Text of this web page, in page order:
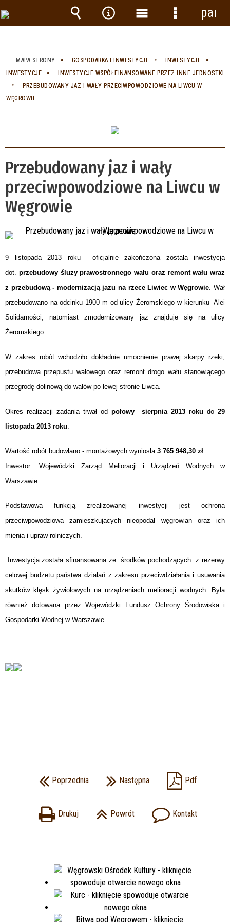
MAPA STRONY GOSPODARKA I INWESTYCJE
INWESTYCJE
INWESTYCJE
INWESTYCJE WSPÓŁFINANSOWANE PRZEZ INNE JEDNOSTKI
PRZEBUDOWANY JAZ I WAŁY PRZECIWPOWODZIOWE NA LIWCU W
WĘGROWIE
Przebudowany jaz i wały
przeciwpowodziowe na Liwcu w
Węgrowie
9 listopada 2013 roku oficjalnie zakończona została inwestycja
dot. przebudowy śluzy prawostronnego wału oraz remont wału wraz
z przebudową - modernizacją jazu na rzece Liwiec w Węgrowie. Wał
przebudowano na odcinku 1900 m od ulicy Żeromskiego w kierunku Alei
Solidarności, natomiast zmodernizowany jaz znajduje się na ulicy
Żeromskiego.
W zakres robót wchodziło dokładnie umocnienie prawej skarpy rzeki,
przebudowa przepustu wałowego oraz remont drogo wału stanowiącego
przegrodę dolinową do wałów po lewej stronie Liwca.
Okres realizacji zadania trwał od połowy sierpnia 2013 roku do 29
listopada 2013 roku.
Wartość robót budowlano - montażowych wyniosła 3 765 948,30 zł.
Inwestor: Wojewódzki Zarząd Melioracji i Urządzeń Wodnych w
Warszawie
Podstawową funkcją zrealizowanej inwestycji jest ochrona
przeciwpowodziowa zamieszkujących nieopodal węgrowian oraz ich
mienia i upraw rolniczych.
Inwestycja została sfinansowana ze środków pochodzących z rezerwy
celowej budżetu państwa działań z zakresu przeciwdziałania i usuwania
skutków klęsk żywiołowych na urządzeniach melioracji wodnych. Była
również dotowana przez Wojewódzki Fundusz Ochrony Środowiska i
Gospodarki Wodnej w Warszawie.
Poprzednia Następna Pdf
Drukuj Powrót Kontakt
Wyszukiwarka
Narzędzia
Menu Menu
panel